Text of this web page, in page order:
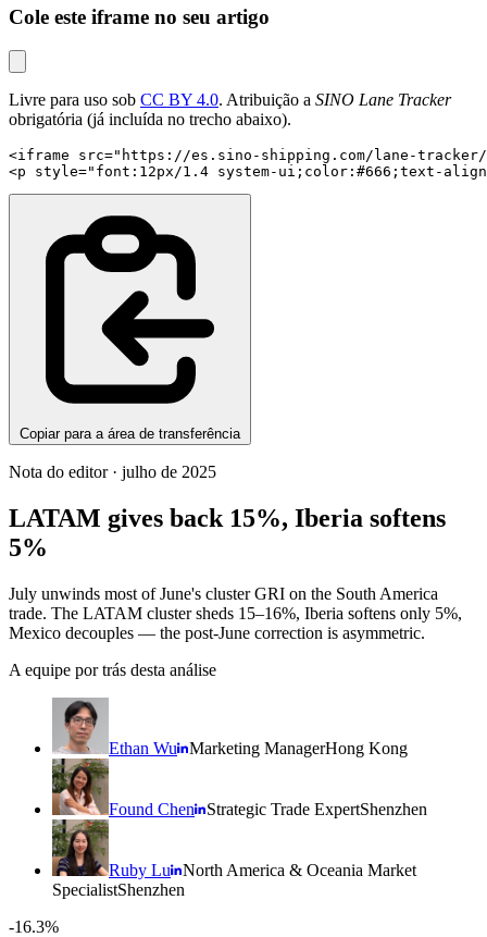
Cole este iframe no seu artigo
Livre para uso sob CC BY 4.0. Atribuição a SINO Lane Tracker
obrigatória (já incluída no trecho abaixo).
<iframe src="https://es.sino-shipping.com/lane-tracker/
<p style="font:12px/1.4 system-ui;color:#666;text-
Copiar para a área de transferência
Nota do editor · julho de 2025
LATAM gives back 15%, Iberia softens
5%
July unwinds most of June's cluster GRI on the South America
trade. The LATAM cluster sheds 15–16%, Iberia softens only 5%,
Mexico decouples — the post-June correction is asymmetric.
A equipe por trás desta análise
Ethan Wu Marketing ManagerHong Kong
Found Chen Strategic Trade ExpertShenzhen
Ruby Lu
North America & Oceania Market
SpecialistShenzhen
-16.3%